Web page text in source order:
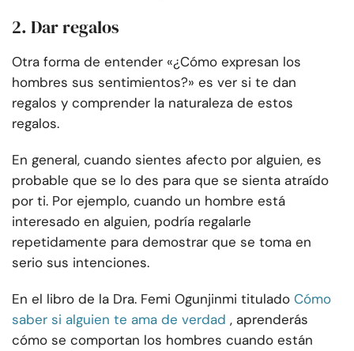
2. Dar regalos
Otra forma de entender «¿Cómo expresan los
hombres sus sentimientos?» es ver si te dan
regalos y comprender la naturaleza de estos
regalos.
En general, cuando sientes afecto por alguien, es
probable que se lo des para que se sienta atraído
por ti. Por ejemplo, cuando un hombre está
interesado en alguien, podría regalarle
repetidamente para demostrar que se toma en
serio sus intenciones.
En el libro de la Dra. Femi Ogunjinmi titulado Cómo
saber si alguien te ama de verdad , aprenderás
cómo se comportan los hombres cuando están